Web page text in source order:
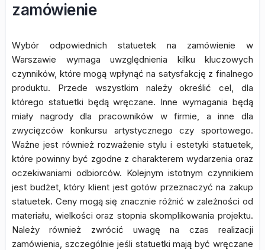
zamówienie
Wybór odpowiednich statuetek na zamówienie w
Warszawie wymaga uwzględnienia kilku kluczowych
czynników, które mogą wpłynąć na satysfakcję z finalnego
produktu. Przede wszystkim należy określić cel, dla
którego statuetki będą wręczane. Inne wymagania będą
miały nagrody dla pracowników w firmie, a inne dla
zwycięzców konkursu artystycznego czy sportowego.
Ważne jest również rozważenie stylu i estetyki statuetek,
które powinny być zgodne z charakterem wydarzenia oraz
oczekiwaniami odbiorców. Kolejnym istotnym czynnikiem
jest budżet, który klient jest gotów przeznaczyć na zakup
statuetek. Ceny mogą się znacznie różnić w zależności od
materiału, wielkości oraz stopnia skomplikowania projektu.
Należy również zwrócić uwagę na czas realizacji
zamówienia, szczególnie jeśli statuetki mają być wręczane